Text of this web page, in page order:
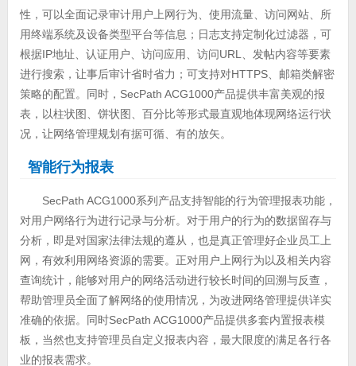
性，可以全面记录审计用户上网行为、使用流量、访问网站、所
用终端系统及设备类型平台等信息；日志支持定制化过滤器，可
根据IP地址、认证用户、访问应用、访问URL、发帖内容等要素
进行搜索，让事后审计省时省力；可支持对HTTPS、邮箱类解密
策略的配置。同时，SecPath ACG1000产品提供丰富美观的报
表，以柱状图、饼状图、百分比等形式最直观地体现网络运行状
况，让网络管理规划有据可循、有的放矢。
智能行为报表
SecPath ACG1000系列产品支持智能的行为管理报表功能，
对用户网络行为进行记录与分析。对于用户的行为的数据留存与
分析，即是对国家法律法规的遵从，也是真正管理好企业员工上
网，有效利用网络资源的需要。正对用户上网行为以及相关内容
查询统计，能够对用户的网络活动进行较长时间的回溯与反查，
帮助管理员全面了解网络的使用情况，为改进网络管理提供详实
准确的依据。同时SecPath ACG1000产品提供多套内置报表模
板，当然也支持管理员自定义报表内容，最大限度的满足各行各
业的报表需求。